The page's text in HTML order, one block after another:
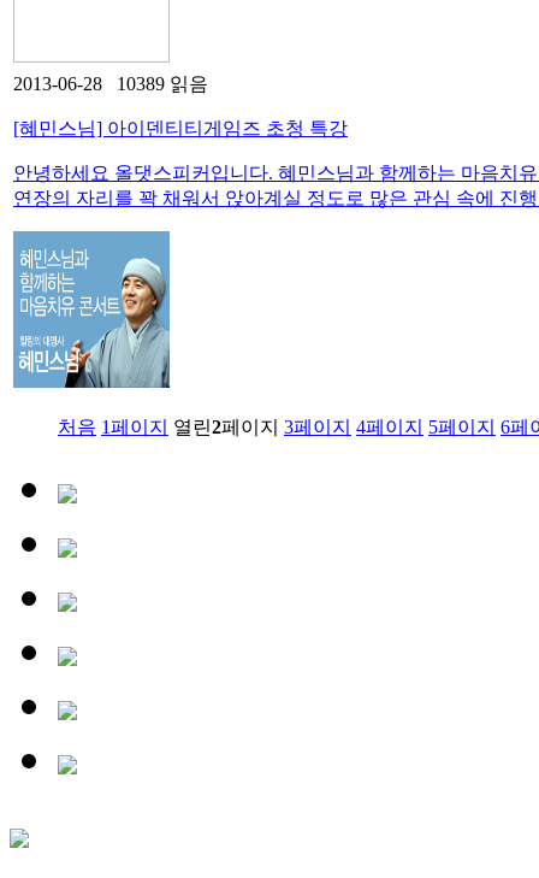
2013-06-28 10389 읽음
[혜민스님] 아이덴티티게임즈 초청 특강
안녕하세요 올댓스피커입니다. 혜민스님과 함께하는 마음치
연장의 자리를 꽉 채워서 앉아계실 정도로 많은 관심 속에 진
처음 1페이지 열린2페이지 3페이지 4페이지 5페이지 6페